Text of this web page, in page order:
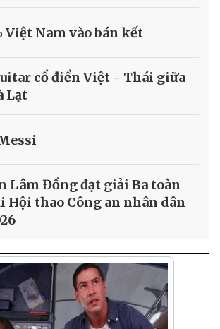
Việt Nam vào bán kết
cổ điển Việt - Thái giữa
Lạt
Lâm Đồng đạt giải Ba toàn
Hội thao Công an nhân dân